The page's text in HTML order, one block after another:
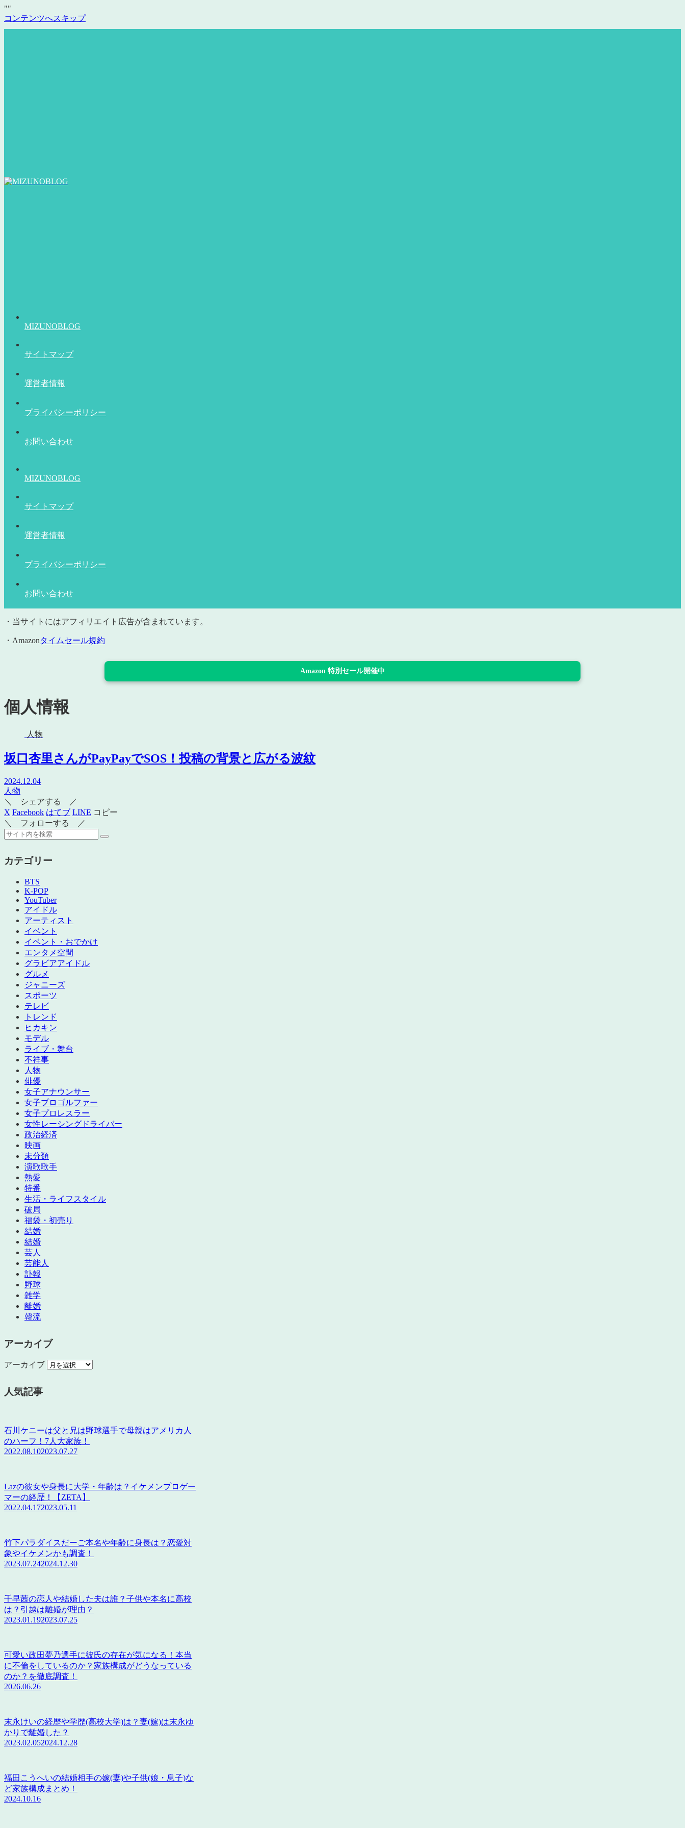
""
コンテンツへスキップ
MIZUNOBLOG
サイトマップ
運営者情報
プライバシーポリシー
お問い合わせ
MIZUNOBLOG
サイトマップ
運営者情報
プライバシーポリシー
お問い合わせ
・当サイトにはアフィリエイト広告が含まれています。
・Amazonタイムセール規約
Amazon 特別セール開催中
個人情報
人物
坂口杏里さんがPayPayでSOS！投稿の背景と広がる波紋
2024.12.04
人物
＼ シェアする ／
X Facebook はてブ LINE コピー
＼ フォローする ／
カテゴリー
BTS
K-POP
YouTuber
アイドル
アーティスト
イベント
イベント・おでかけ
エンタメ空間
グラビアアイドル
グルメ
ジャニーズ
スポーツ
テレビ
トレンド
ヒカキン
モデル
ライブ・舞台
不祥事
人物
俳優
女子アナウンサー
女子プロゴルファー
女子プロレスラー
女性レーシングドライバー
政治経済
映画
未分類
演歌歌手
熱愛
特番
生活・ライフスタイル
破局
福袋・初売り
結婚
結婚
芸人
芸能人
訃報
野球
雑学
離婚
韓流
アーカイブ
アーカイブ
人気記事
石川ケニーは父と兄は野球選手で母親はアメリカ人
のハーフ！7人大家族！
2022.08.102023.07.27
Lazの彼女や身長に大学・年齢は？イケメンプロゲー
マーの経歴！【ZETA】
2022.04.172023.05.11
竹下パラダイスだーご本名や年齢に身長は？恋愛対
象やイケメンかも調査！
2023.07.242024.12.30
千早茜の恋人や結婚した夫は誰？子供や本名に高校
は？引越は離婚が理由？
2023.01.192023.07.25
可愛い政田夢乃選手に彼氏の存在が気になる！本当
に不倫をしているのか？家族構成がどうなっている
のか？を徹底調査！
2026.06.26
末永けいの経歴や学歴(高校大学)は？妻(嫁)は末永ゆ
かりで離婚した？
2023.02.052024.12.28
福田こうへいの結婚相手の嫁(妻)や子供(娘・息子)な
ど家族構成まとめ！
2024.10.16